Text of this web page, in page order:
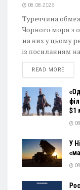
08.08.2026
Туреччина
Чорного моря з
на них у цьому
із посиланням
READ MORE
$1
У